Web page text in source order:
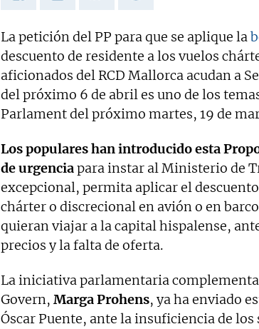
La petición del PP para que se aplique la
descuento de residente a los vuelos
aficionados del RCD Mallorca acudan a
del próximo 6 de abril es uno de los
Parlament del próximo martes, 19 de
Los populares han introducido esta
de urgenciapara instar al Ministerio de
excepcional, permita aplicar el
chárter o discrecional en avión o en
quieran viajar a la capital hispalense,
precios y la falta de oferta.
La iniciativa parlamentaria
Govern, Marga Prohens, ya ha enviado
Óscar Puente, ante la insuficiencia de